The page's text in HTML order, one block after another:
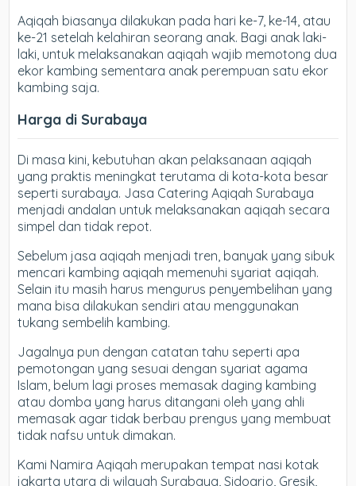
Aqiqah biasanya dilakukan pada hari ke-7, ke-14, atau
ke-21 setelah kelahiran seorang anak. Bagi anak laki-
laki, untuk melaksanakan aqiqah wajib memotong dua
ekor kambing sementara anak perempuan satu ekor
kambing saja.
Harga di Surabaya
Di masa kini, kebutuhan akan pelaksanaan aqiqah
yang praktis meningkat terutama di kota-kota besar
seperti surabaya. Jasa Catering Aqiqah Surabaya
menjadi andalan untuk melaksanakan aqiqah secara
simpel dan tidak repot.
Sebelum jasa aqiqah menjadi tren, banyak yang sibuk
mencari kambing aqiqah memenuhi syariat aqiqah.
Selain itu masih harus mengurus penyembelihan yang
mana bisa dilakukan sendiri atau menggunakan
tukang sembelih kambing.
Jagalnya pun dengan catatan tahu seperti apa
pemotongan yang sesuai dengan syariat agama
Islam, belum lagi proses memasak daging kambing
atau domba yang harus ditangani oleh yang ahli
memasak agar tidak berbau prengus yang membuat
tidak nafsu untuk dimakan.
Kami Namira Aqiqah merupakan tempat nasi kotak
jakarta utara di wilayah Surabaya, Sidoarjo, Gresik,